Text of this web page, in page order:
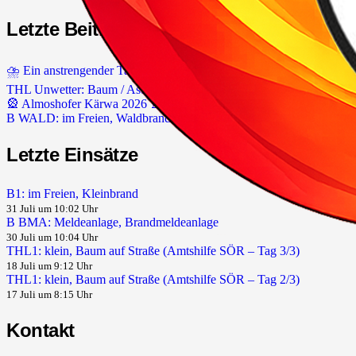
Letzte Beiträge
⛈️ Ein anstrengender Tag liegt hinter uns.
THL Unwetter: Baum / Ast auf Gebäude & Baum / Ast auf Fahrbahn
🎡 Almoshofer Kärwa 2026 🎡
B WALD: im Freien, Waldbrand groß (> 1000m²)
Letzte Einsätze
B1: im Freien, Kleinbrand
31 Juli um 10:02 Uhr
B BMA: Meldeanlage, Brandmeldeanlage
30 Juli um 10:04 Uhr
THL1: klein, Baum auf Straße (Amtshilfe SÖR – Tag 3/3)
18 Juli um 9:12 Uhr
THL1: klein, Baum auf Straße (Amtshilfe SÖR – Tag 2/3)
17 Juli um 8:15 Uhr
Kontakt